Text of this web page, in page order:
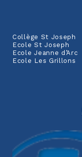
Collège St Joseph
Ecole St Joseph
Ecole Jeanne d’Arc
Ecole Les Grillons